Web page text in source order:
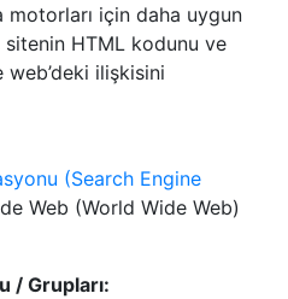
motorları için daha uygun
sitenin HTML kodunu ve
ilişkisini
(Search Engine
Web (World Wide Web)
/ Grupları: